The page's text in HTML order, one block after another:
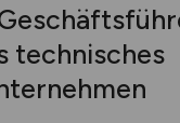
technisches